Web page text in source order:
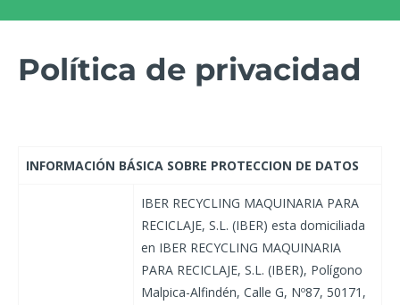
Política de privacidad
INFORMACIÓN BÁSICA SOBRE PROTECCION DE DATOS
IBER RECYCLING MAQUINARIA PARA
RECICLAJE, S.L. (IBER) esta domiciliada
en IBER RECYCLING MAQUINARIA
PARA RECICLAJE, S.L. (IBER), Polígono
Malpica-Alfindén, Calle G, Nº87, 50171,